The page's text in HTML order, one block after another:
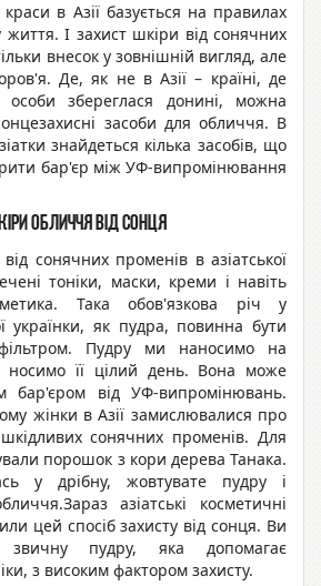
краси в Азії базується на правилах
життя. І захист шкіри від сонячних
внесок у зовнішній вигляд, але
Де, як не в Азії – країні, де
збереглася донині, можна
засоби для обличчя. В
знайдеться кілька засобів, що
бар'єр між УФ-випромінювання
обличчя від сонця
сонячних променів в азіатської
тоніки, маски, креми і навіть
Така обов'язкова річ у
українки, як пудра, повинна бути
Пудру ми наносимо на
носимо її цілий день. Вона може
бар'єром від УФ-випромінювань.
жінки в Азії замислювалися про
сонячних променів. Для
порошок з кори дерева Танака.
у дрібну, жовтувате пудру і
азіатські косметичні
цей спосіб захисту від сонця. Ви
пудру, яка допомагає
з високим фактором захисту.